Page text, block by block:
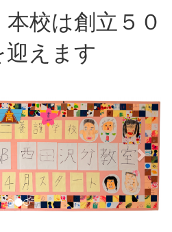
校は創立５０
迎えます
e
x
t